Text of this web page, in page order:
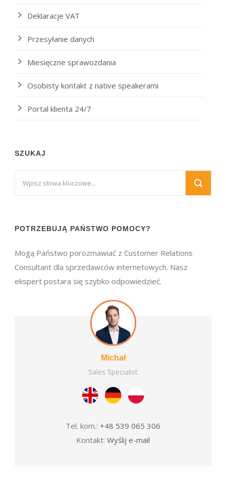
Deklaracje VAT
Przesyłanie danych
Miesięczne sprawozdania
Osobisty kontakt z native speakerami
Portal klienta 24/7
SZUKAJ
POTRZEBUJĄ PAŃSTWO POMOCY?
Mogą Państwo porozmawiać z Customer Relations
Consultant dla sprzedawców internetowych. Nasz
ekspert postara się szybko odpowiedzieć.
Michał
Sales Specialist
Tel. kom.: +48 539 065 306
Kontakt: Wyślij e-mail